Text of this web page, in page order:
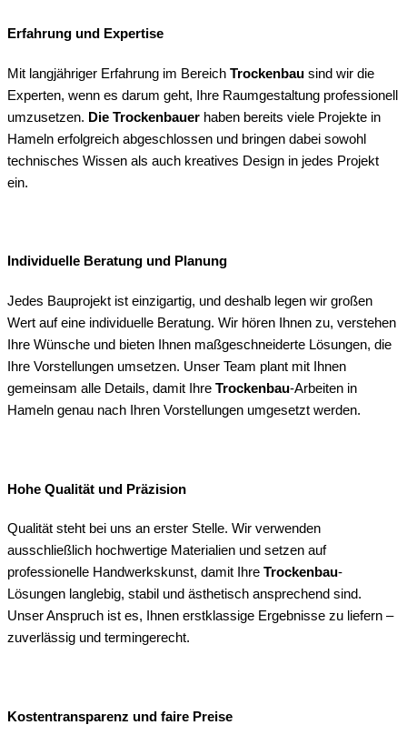
Erfahrung und Expertise
Mit langjähriger Erfahrung im Bereich Trockenbau sind wir die
Experten, wenn es darum geht, Ihre Raumgestaltung professionell
umzusetzen. Die Trockenbauer haben bereits viele Projekte in
Hameln erfolgreich abgeschlossen und bringen dabei sowohl
technisches Wissen als auch kreatives Design in jedes Projekt
ein.
Individuelle Beratung und Planung
Jedes Bauprojekt ist einzigartig, und deshalb legen wir großen
Wert auf eine individuelle Beratung. Wir hören Ihnen zu, verstehen
Ihre Wünsche und bieten Ihnen maßgeschneiderte Lösungen, die
Ihre Vorstellungen umsetzen. Unser Team plant mit Ihnen
gemeinsam alle Details, damit Ihre Trockenbau-Arbeiten in
Hameln genau nach Ihren Vorstellungen umgesetzt werden.
Hohe Qualität und Präzision
Qualität steht bei uns an erster Stelle. Wir verwenden
ausschließlich hochwertige Materialien und setzen auf
professionelle Handwerkskunst, damit Ihre Trockenbau-
Lösungen langlebig, stabil und ästhetisch ansprechend sind.
Unser Anspruch ist es, Ihnen erstklassige Ergebnisse zu liefern –
zuverlässig und termingerecht.
Kostentransparenz und faire Preise